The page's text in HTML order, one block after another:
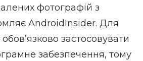
фотографій з
AndroidInsider. Для
застосовувати
забезпечення, тому